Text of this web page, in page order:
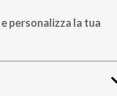
e personalizza la tua